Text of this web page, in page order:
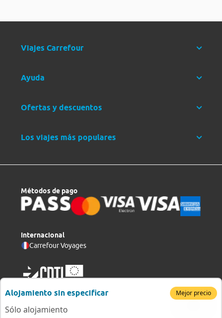
Alojamiento sin especificar Mejor precio
Sólo alojamiento
Viajes Carrefour
Ayuda
Ofertas y descuentos
Los viajes más populares
Métodos de pago
Internacional
Carrefour Voyages